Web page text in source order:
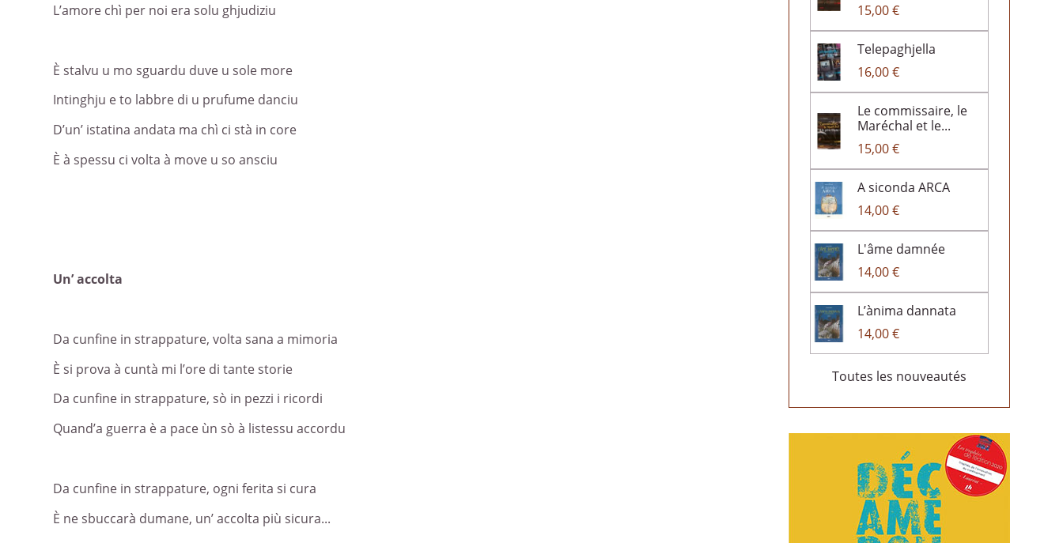
L’amore chì per noi era solu ghjudiziu
È stalvu u mo sguardu duve u sole more
Intinghju e to labbre di u prufume danciu
D’un’ istatina andata ma chì ci stà in core
È à spessu ci volta à move u so ansciu
Un’ accolta
Da cunfine in strappature, volta sana a mimoria
È si prova à cuntà mi l’ore di tante storie
Da cunfine in strappature, sò in pezzi i ricordi
Quand’a guerra è a pace ùn sò à listessu accordu
Da cunfine in strappature, ogni ferita si cura
È ne sbuccarà dumane, un’ accolta più sicura...
15,00 €
Telepaghjella
16,00 €
Le commissaire, le
Maréchal et le...
15,00 €
A siconda ARCA
14,00 €
L'âme damnée
14,00 €
L’ànima dannata
14,00 €
Toutes les nouveautés